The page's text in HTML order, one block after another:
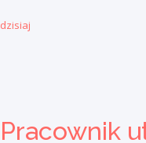
dzisiaj